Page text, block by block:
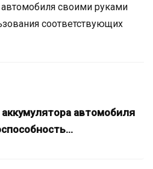
автомобиля своими руками
соответствующих
автомобиля